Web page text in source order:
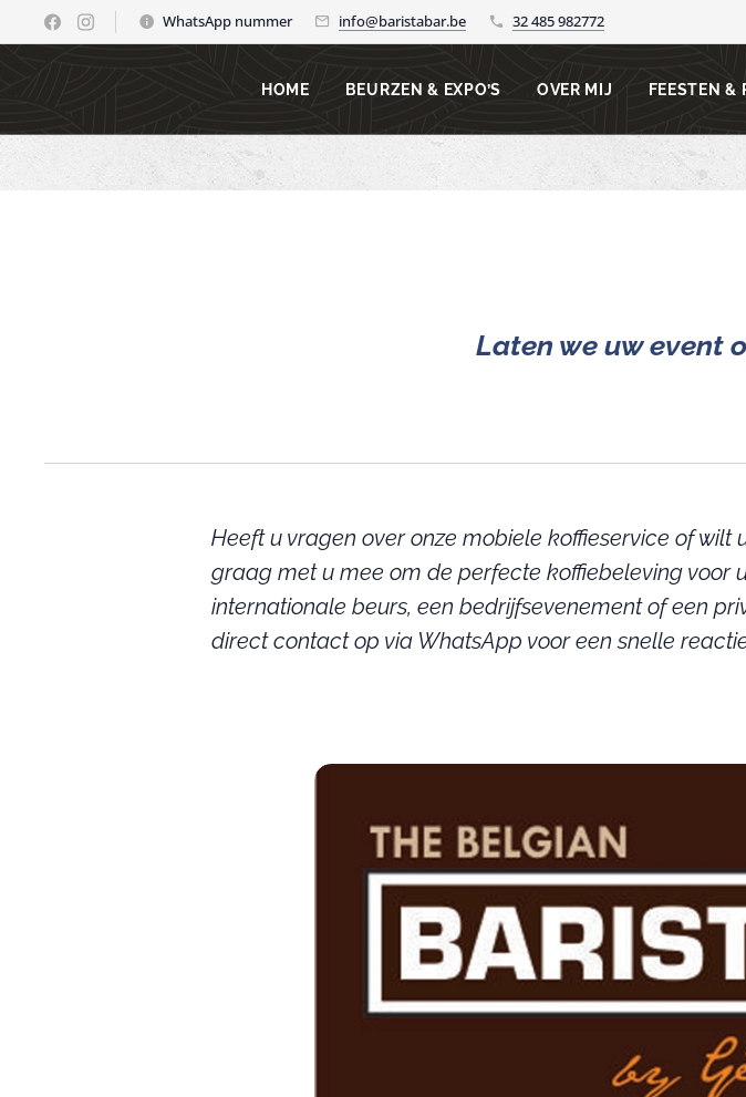
WhatsApp nummer info@baristabar.be 32 485 982772
HOME BEURZEN & EXPO’S OVER MIJ FEESTEN &
Laten we uw event
Heeft u vragen over onze mobiele koffieservice of
graag met u mee om de perfecte koffiebeleving voor
internationale beurs, een bedrijfsevenement of een
direct contact op via WhatsApp voor een snelle